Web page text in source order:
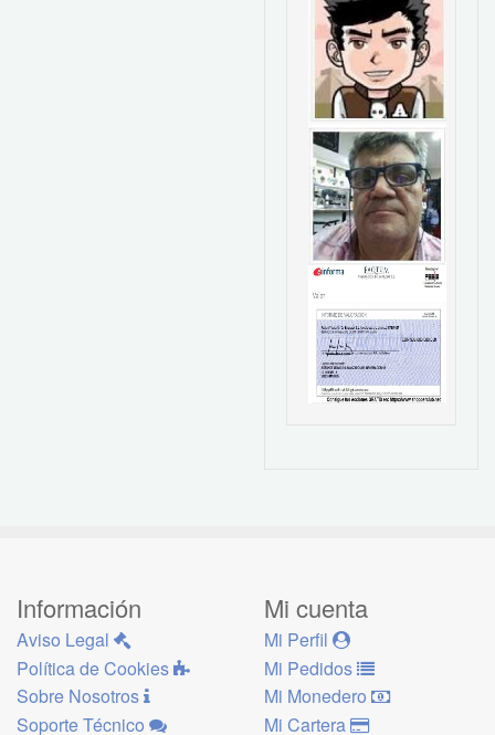
Información
Aviso Legal
Política de Cookies
Sobre Nosotros
Soporte Técnico
Mi cuenta
Mi Perfil
Mi Pedidos
Mi Monedero
Mi Cartera